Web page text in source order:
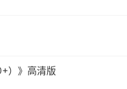
）》高清版